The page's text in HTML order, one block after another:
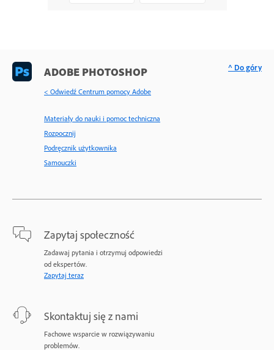
ADOBE PHOTOSHOP
< Odwiedź Centrum pomocy Adobe
Materiały do nauki i pomoc techniczna
Rozpocznij
Podręcznik użytkownika
Samouczki
Zapytaj społeczność
Zadawaj pytania i otrzymuj odpowiedzi
od ekspertów.
Zapytaj teraz
Skontaktuj się z nami
Fachowe wsparcie w rozwiązywaniu
problemów.
^ Do góry